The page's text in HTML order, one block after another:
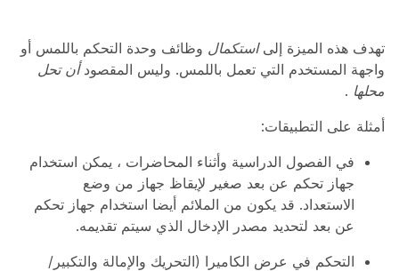
تهدف هذه الميزة إلىاستكمال وظائف وحدة التحكم باللمس أو
واجهة المستخدم التي تعمل باللمس. وليس المقصودأن تحل
محلها .
أمثلة على التطبيقات:
في الفصول الدراسية وأثناء المحاضرات ، يمكن استخدام
جهاز تحكم عن بعد صغير لإيقاظ جهاز من وضع
الاستعداد. قد يكون من الملائم أيضا استخدام جهاز تحكم
عن بعد لتحديد مصدر الإدخال الذي سيتم تقديمه.
التحكم في عرض الكاميرا (التحريك والإمالة والتكبير/